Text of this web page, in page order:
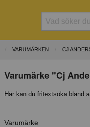
VARUMÄRKEN CJ
Varumärke "Cj
Här kan du fritextsöka bland
Varumärke